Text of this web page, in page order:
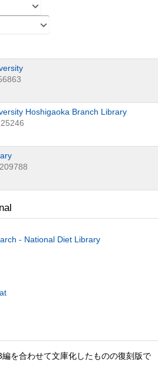
Hoshigaoka Branch Library
- National Diet Library
を合わせて文庫化したものの復刻版で